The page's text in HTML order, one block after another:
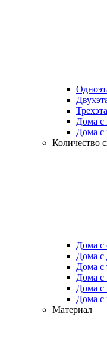
Дома с
Дома с
Количество
Дома с
Дома с
Дома с
Дома с
Дома с
Дома с
Материал